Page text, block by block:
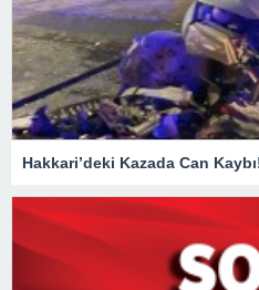
Hakkari’deki Kazada Can